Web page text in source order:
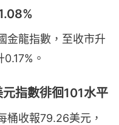
金龍指數，至收市升
。
指數徘徊101水平
桶收報79.26美元，